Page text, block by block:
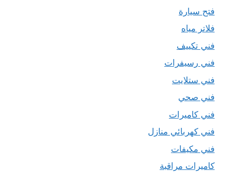
فتح سيارة
فلاتر مياه
فني تكييف
فني رسيفرات
فني ستلايت
فني صحي
فني كاميرات
فني كهربائي منازل
فني مكيفات
كاميرات مراقبة